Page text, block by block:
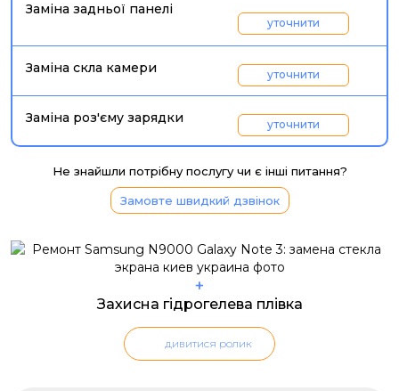
Заміна задньої панелі
уточнити
Заміна скла камери уточнити
Заміна роз'єму зарядки уточнити
Не знайшли потрібну послугу чи є інші питання?
Замовте швидкий дзвінок
+
Захисна гідрогелева плівка
дивитися ролик